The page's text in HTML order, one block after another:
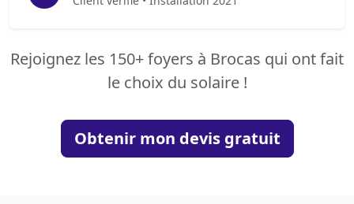
Rejoignez les 150+ foyers à Brocas qui ont fait
le choix du solaire !
Obtenir mon devis gratuit